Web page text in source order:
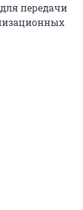
передачи